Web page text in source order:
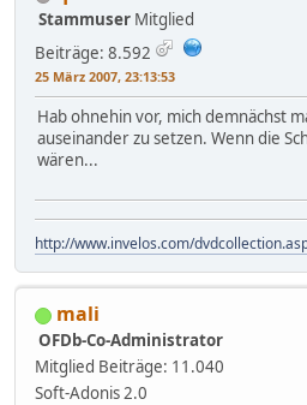
Stammuser Mitglied
Beiträge: 8.592
25 März 2007, 23:13:53
Hab ohnehin vor, mich demnächst
auseinander zu setzen. Wenn die
wären...
http://www.invelos.com/
mali
OFDb-Co-Administrator
Mitglied Beiträge: 11.040
Soft-Adonis 2.0